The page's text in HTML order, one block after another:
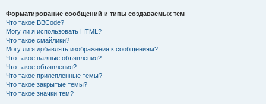
Форматирование сообщений и типы создаваемых тем
Что такое BBCode?
Могу ли я использовать HTML?
Что такое смайлики?
Могу ли я добавлять изображения к сообщениям?
Что такое важные объявления?
Что такое объявления?
Что такое прилепленные темы?
Что такое закрытые темы?
Что такое значки тем?